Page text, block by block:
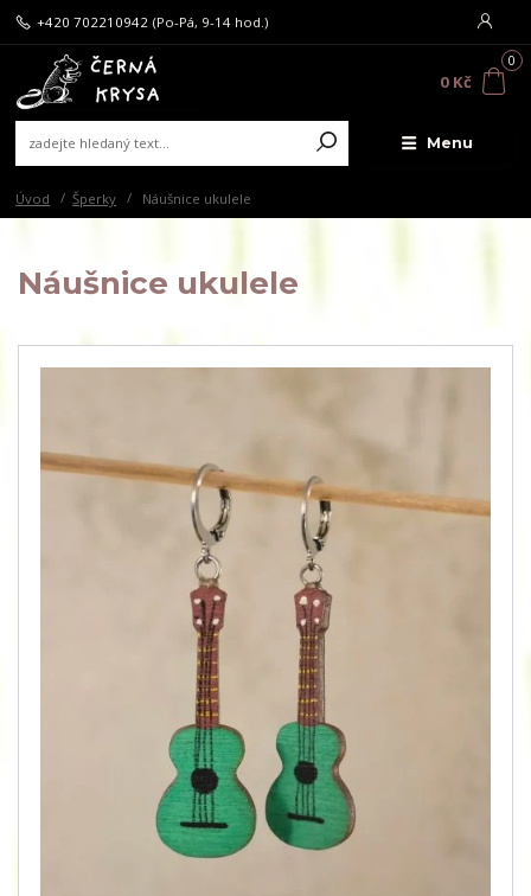
Menu
+420 702210942 (Po-Pá, 9-14 hod.)
0
0 Kč
Úvod Šperky Náušnice ukulele
Náušnice ukulele